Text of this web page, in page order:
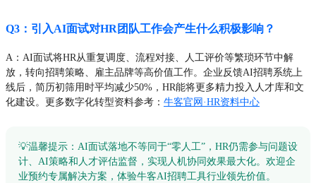
Q3：引入AI面试对HR团队工作会产生什么积极影响？
A：AI面试将HR从重复调度、流程对接、人工评价等繁琐环节中解
放，转向招聘策略、雇主品牌等高价值工作。企业反馈AI招聘系统上
线后，简历初筛用时平均减少50%，HR能将更多精力投入人才库和文
化建设。更多数字化转型资料参考： 牛客官网·HR资料中心
💡温馨提示：AI面试落地不等同于“零人工”，HR仍需参与问题设
计、AI策略和人才评估监督，实现人机协同效果最大化。欢迎企
业预约专属解决方案，体验牛客AI招聘工具行业领先价值。